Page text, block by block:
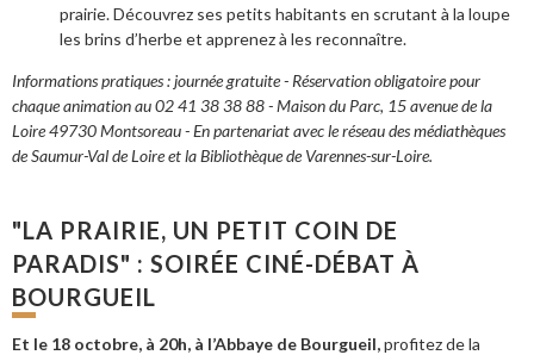
prairie. Découvrez ses petits habitants en scrutant à la loupe
les brins d’herbe et apprenez à les reconnaître.
Informations pratiques : journée gratuite - Réservation obligatoire pour
chaque animation au 02 41 38 38 88 - Maison du Parc, 15 avenue de la
Loire 49730 Montsoreau - En partenariat avec le réseau des médiathèques
de Saumur-Val de Loire et la Bibliothèque de Varennes-sur-Loire.
"LA PRAIRIE, UN PETIT COIN DE
PARADIS" : SOIRÉE CINÉ-DÉBAT À
BOURGUEIL
Et le 18 octobre, à 20h, à l’Abbaye de Bourgueil,profitez de la